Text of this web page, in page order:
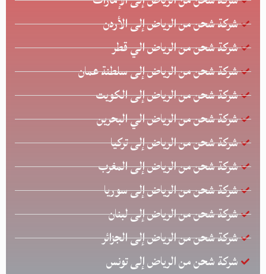
شركة شحن من الرياض إلى الأردن
شركة شحن من الرياض الي قطر
شركة شحن من الرياض إلى سلطنة عمان
شركة شحن من الرياض إلى الكويت
شركة شحن من الرياض الي البحرين
شركة شحن من الرياض إلى تركيا
شركة شحن من الرياض إلى المغرب
شركة شحن من الرياض إلى سوريا
شركة شحن من الرياض إلى لبنان
شركة شحن من الرياض إلى الجزائر
شركة شحن من الرياض إلى تونس